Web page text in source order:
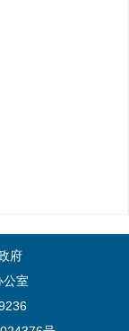
府
公室